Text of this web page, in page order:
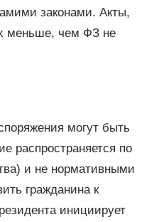
законами. Акты,
меньше, чем ФЗ не
могут быть
распространяется по
и не нормативными
гражданина к
инициирует